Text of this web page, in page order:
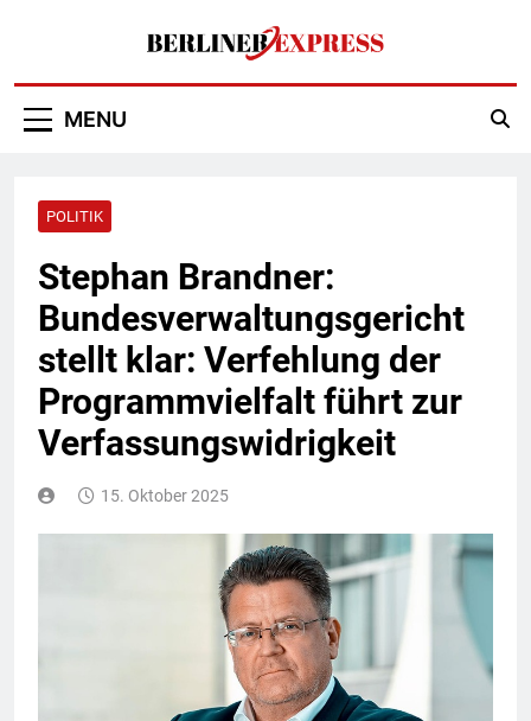
Berliner Express
MENU
POLITIK
Stephan Brandner:
Bundesverwaltungsgericht
stellt klar: Verfehlung der
Programmvielfalt führt zur
Verfassungswidrigkeit
15. Oktober 2025